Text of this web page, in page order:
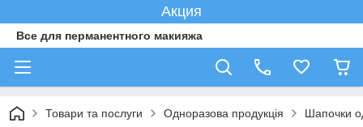
Акция
Все для перманентного макияжа
Товари та послуги Одноразова продукція Шапочки